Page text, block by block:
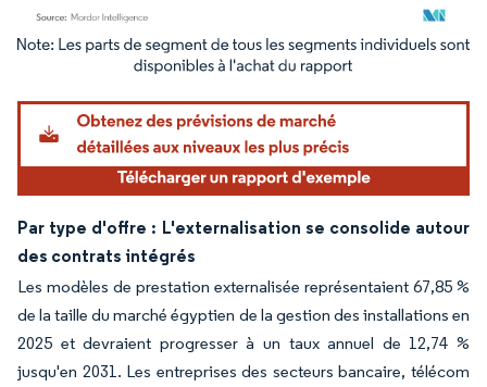
Image © Mordor Intelligence. La réutilisation nécessite une attribution sous CC BY
Par type d'offre : L'externalisation se consolide autour
des contrats intégrés
Les modèles de prestation externalisée représentaient 67,85 %
de la taille du marché égyptien de la gestion des installations en
2025 et devraient progresser à un taux annuel de 12,74 %
jusqu'en 2031. Les entreprises des secteurs bancaire, télécom